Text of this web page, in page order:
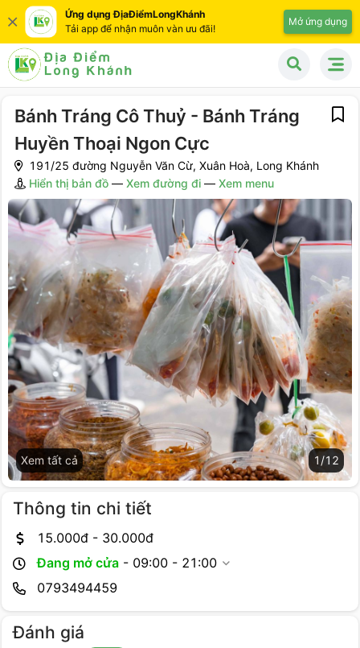
Ứng dụng ĐịaĐiểmLongKhánh
Tải app để nhận muôn vàn ưu đãi!
Mở ứng dụng
Bánh Tráng Cô Thuỷ - Bánh Tráng
Huyền Thoại Ngon Cực
191/25 đường Nguyễn Văn Cừ, Xuân Hoà, Long Khánh
Hiển thị bản đồ — Xem đường đi — Xem menu
Xem tất cả 1 /12
Đánh giá
Thông tin chi tiết
15.000đ - 30.000đ
Đang mở cửa - 09:00 - 21:00
0793494459